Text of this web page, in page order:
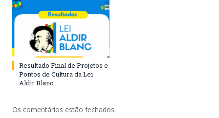
Resultado Final de Projetos e
Pontos de Cultura da Lei
Aldir Blanc
Os comentários estão fechados.